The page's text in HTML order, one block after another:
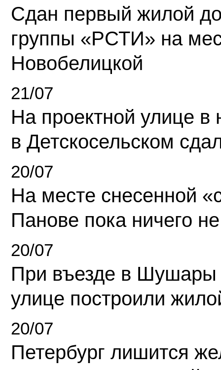
Сдан первый жилой
группы «РСТИ» на
Новобелицкой
21/07
На проектной улице
в Детскосельском
20/07
На месте снесенной
Панове пока ничего
20/07
При въезде в Шушары
улице построили
20/07
Петербург лишится